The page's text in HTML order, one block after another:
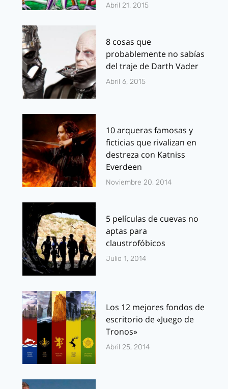
Abril 21, 2015
8 cosas que
probablemente no sabías
del traje de Darth Vader
Abril 6, 2015
10 arqueras famosas y
ficticias que rivalizan en
destreza con Katniss
Everdeen
Noviembre 20, 2014
5 películas de cuevas no
aptas para
claustrofóbicos
Julio 1, 2014
Los 12 mejores fondos de
escritorio de «Juego de
Tronos»
Abril 25, 2014